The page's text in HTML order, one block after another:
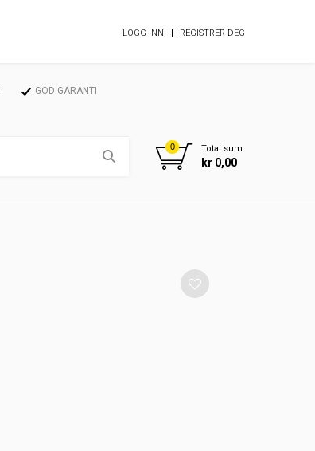
LOGG INN REGISTRER DEG
GOD GARANTI
0 Total sum:
kr 0,00